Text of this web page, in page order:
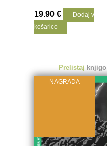
19.90€
Dodaj v
košarico
Prelistaj knjigo
NAGRADA